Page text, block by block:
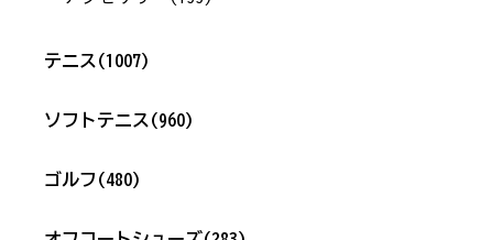
テニス (1007)
ソフトテニス (960)
ゴルフ (480)